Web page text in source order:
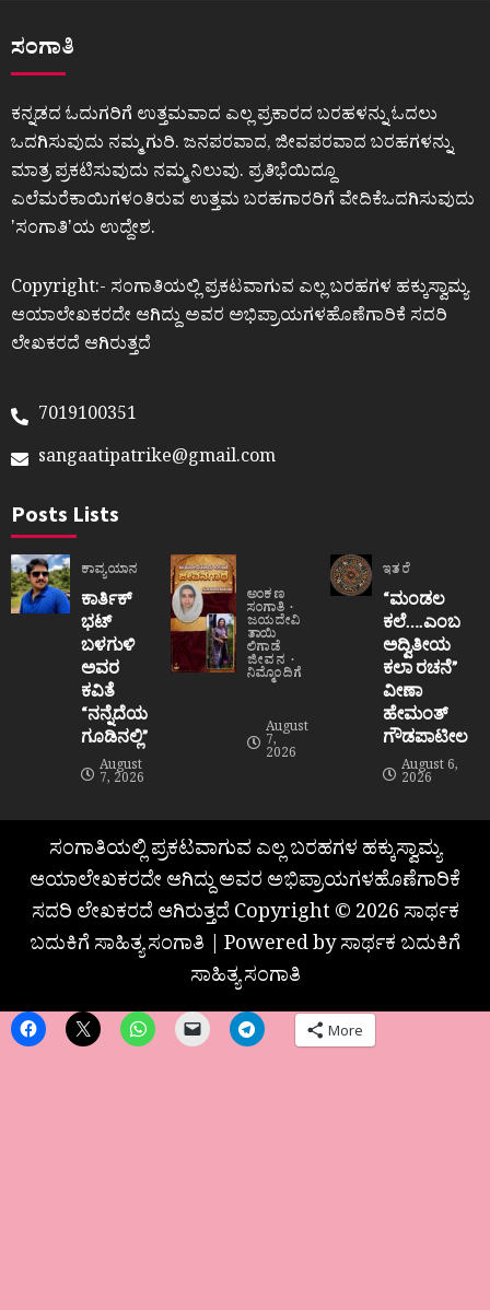
ಸಂಗಾತಿ
ಕನ್ನಡದ ಓದುಗರಿಗೆ ಉತ್ತಮವಾದ ಎಲ್ಲ ಪ್ರಕಾರದ ಬರಹಳನ್ನು ಓದಲು
ಒದಗಿಸುವುದು ನಮ್ಮ ಗುರಿ. ಜನಪರವಾದ, ಜೀವಪರವಾದ ಬರಹಗಳನ್ನು
ಮಾತ್ರ ಪ್ರಕಟಿಸುವುದು ನಮ್ಮ ನಿಲುವು. ಪ್ರತಿಭೆಯಿದ್ದೂ
ಎಲೆಮರೆಕಾಯಿಗಳಂತಿರುವ ಉತ್ತಮ ಬರಹಗಾರರಿಗೆ ವೇದಿಕೆಒದಗಿಸುವುದು
ʼಸಂಗಾತಿʼಯ ಉದ್ದೇಶ.
Copyright:- ಸಂಗಾತಿಯಲ್ಲಿ ಪ್ರಕಟವಾಗುವ ಎಲ್ಲ ಬರಹಗಳ ಹಕ್ಕುಸ್ವಾಮ್ಯ
ಆಯಾಲೇಖಕರದೇ ಆಗಿದ್ದು ಅವರ ಅಭಿಪ್ರಾಯಗಳಹೊಣೆಗಾರಿಕೆ ಸದರಿ
ಲೇಖಕರದೆ ಆಗಿರುತ್ತದೆ
7019100351
sangaatipatrike@gmail.com
Posts Lists
ಕಾವ್ಯಯಾನ
ಕಾರ್ತಿಕ್
ಭಟ್
ಬಳಗುಳಿ
ಅವರ
ಕವಿತೆ
“ನನ್ನೆದೆಯ
ಗೂಡಿನಲ್ಲಿ”
August
7, 2026
ಅಂಕಣ
ಸಂಗಾತಿ
ಜಯದೇವಿ
ತಾಯಿ
ಲಿಗಾಡೆ
ಜೀವನ
ನಿಮ್ಮೊಂದಿಗೆ
August
7,
2026
ಇತರೆ
“ಮಂಡಲ
ಕಲೆ….ಎಂಬ
ಅದ್ವಿತೀಯ
ಕಲಾ ರಚನೆ”‌
ವೀಣಾ
ಹೇಮಂತ್‌
ಗೌಡಪಾಟೀಲ
August 6,
2026
ಸಂಗಾತಿಯಲ್ಲಿ ಪ್ರಕಟವಾಗುವ ಎಲ್ಲ ಬರಹಗಳ ಹಕ್ಕುಸ್ವಾಮ್ಯ
ಆಯಾಲೇಖಕರದೇ ಆಗಿದ್ದು ಅವರ ಅಭಿಪ್ರಾಯಗಳಹೊಣೆಗಾರಿಕೆ
ಸದರಿ ಲೇಖಕರದೆ ಆಗಿರುತ್ತದೆ Copyright © 2026 ಸಾರ್ಥಕ
ಬದುಕಿಗೆ ಸಾಹಿತ್ಯ ಸಂಗಾತಿ | Powered by ಸಾರ್ಥಕ ಬದುಕಿಗೆ
ಸಾಹಿತ್ಯ ಸಂಗಾತಿ
More